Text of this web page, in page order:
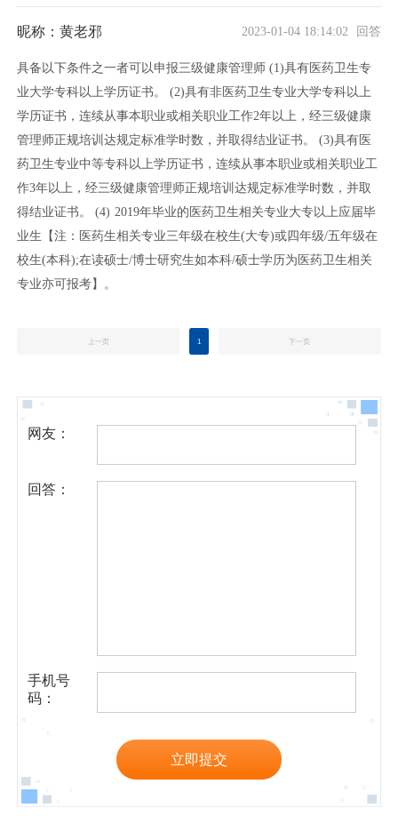
昵称：黄老邪 2023-01-04 18:14:02 回答
具备以下条件之一者可以申报三级健康管理师 (1)具有医药卫生专
业大学专科以上学历证书。 (2)具有非医药卫生专业大学专科以上
学历证书，连续从事本职业或相关职业工作2年以上，经三级健康
管理师正规培训达规定标准学时数，并取得结业证书。 (3)具有医
药卫生专业中等专科以上学历证书，连续从事本职业或相关职业工
作3年以上，经三级健康管理师正规培训达规定标准学时数，并取
得结业证书。 (4) 2019年毕业的医药卫生相关专业大专以上应届毕
业生【注：医药生相关专业三年级在校生(大专)或四年级/五年级在
校生(本科);在读硕士/博士研究生如本科/硕士学历为医药卫生相关
专业亦可报考】。
上一页 1 下一页
网友：
回答：
手机号
码：
立即提交